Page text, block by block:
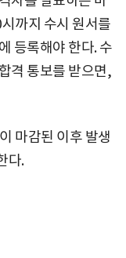
까지 수시 원서를
등록해야 한다. 수
격 통보를 받으면,
마감된 이후 발생
다.